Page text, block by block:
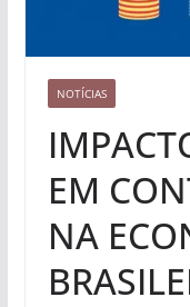
NOTÍCIAS
EM
NA